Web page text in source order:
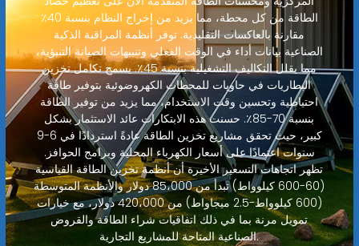
الطاقة من كل محطة، مما يزيد من إخراج النظام بنسبة 40٪
مقارنة بالعاكسات التقليدية. توفر أنظمة المراقبة الذكية
الصناعية بيانات أداء في الوقت الفعلي وتنبيهات الصيانة التنبؤية،
مما يقلل التكاليف التشغيلية بنسبة 45٪. يسمح تكامل تخزين
البطاريات في حاويات للمحطات الكهروضوئية بتوفير طاقة
احتياطية وتحسين وقت الاستخدام، مما يزيد من توفير الطاقة
بنسبة 70-85٪. حسنت هذه الابتكارات عائد الاستثمار بشكل
كبير، حيث تحقق مشاريع تخزين الطاقة عادةً استردادًا في 6-9
سنوات اعتمادًا على أسعار الكهرباء المحلية وبرامج الحوافز.
تظهر اتجاهات التسعير الأخيرة أن أنظمة تخزين الطاقة القياسية
(60-600 كيلوواط) تبدأ من 85،000 دولار والأنظمة المتوسطة
(600 كيلوواط-2.5 ميجاواط) من 420،000 دولار، مع خيارات
تمويل مرنة بما في ذلك اتفاقيات شراء الطاقة والقروض
الصناعية المتاحة للمشاريع التجارية.